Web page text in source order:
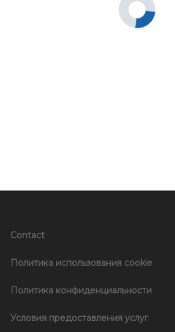
Contact
Политика использования cookie
Политика конфиденциальности
Условия предоставления услуг